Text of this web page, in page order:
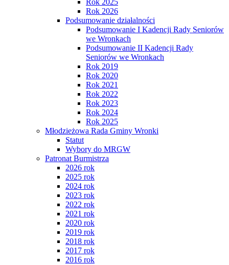
Rok 2025
Rok 2026
Podsumowanie działalności
Podsumowanie I Kadencji Rady Seniorów
we Wronkach
Podsumowanie II Kadencji Rady
Seniorów we Wronkach
Rok 2019
Rok 2020
Rok 2021
Rok 2022
Rok 2023
Rok 2024
Rok 2025
Młodzieżowa Rada Gminy Wronki
Statut
Wybory do MRGW
Patronat Burmistrza
2026 rok
2025 rok
2024 rok
2023 rok
2022 rok
2021 rok
2020 rok
2019 rok
2018 rok
2017 rok
2016 rok